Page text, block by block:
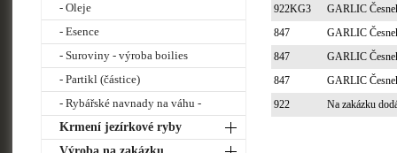
- Oleje
- Esence
- Suroviny - výroba boilies
- Partikl (částice)
- Rybářské navnady na váhu -
Krmení jezírkové ryby
922KG3
GARLIC
847
GARLIC
847
GARLIC
847
GARLIC
922
Na zakázku